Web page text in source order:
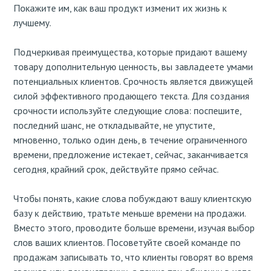
Покажите им, как ваш продукт изменит их жизнь к
лучшему.
Подчеркивая преимущества, которые придают вашему
товару дополнительную ценность, вы завладеете умами
потенциальных клиентов. Срочность является движущей
силой эффективного продающего текста. Для создания
срочности используйте следующие слова: поспешите,
последний шанс, не откладывайте, не упустите,
мгновенно, только один день, в течение ограниченного
времени, предложение истекает, сейчас, заканчивается
сегодня, крайний срок, действуйте прямо сейчас.
Чтобы понять, какие слова побуждают вашу клиентскую
базу к действию, тратьте меньше времени на продажи.
Вместо этого, проводите больше времени, изучая выбор
слов ваших клиентов. Посоветуйте своей команде по
продажам записывать то, что клиенты говорят во время